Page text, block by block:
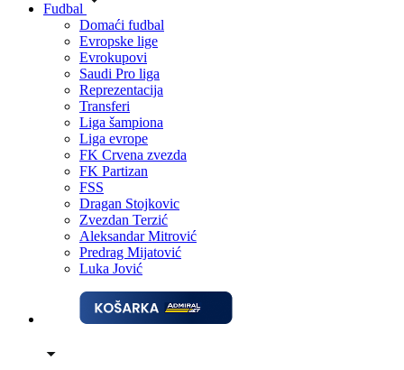
Fudbal
Domaći fudbal
Evropske lige
Evrokupovi
Saudi Pro liga
Reprezentacija
Transferi
Liga šampiona
Liga evrope
FK Crvena zvezda
FK Partizan
FSS
Dragan Stojkovic
Zvezdan Terzić
Aleksandar Mitrović
Predrag Mijatović
Luka Jović